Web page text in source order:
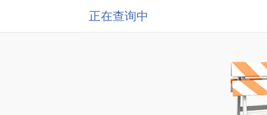
正在查询中